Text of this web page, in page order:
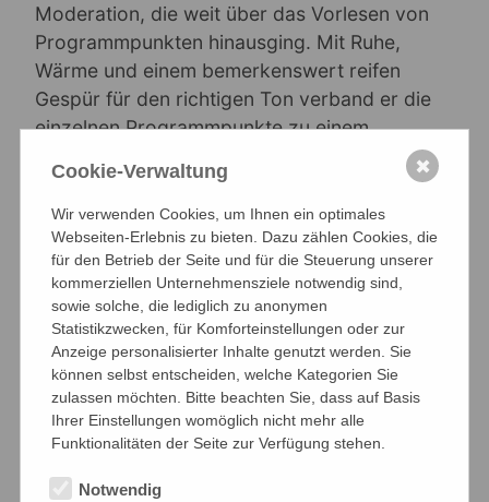
Moderation, die weit über das Vorlesen von
Programmpunkten hinausging. Mit Ruhe,
Wärme und einem bemerkenswert reifen
Gespür für den richtigen Ton verband er die
einzelnen Programmpunkte zu einem
es Städte gibt, die man nie gesehen hat – und
die trotzdem vertraut wirken. Städte voller
Lichter, voller Möglichkeiten und voller
Geschichten, die darauf warten, erzählt zu
werden. Jeder Musikerin und jedem Musiker,
so Weber, ist das vielleicht bekannt: Man
beginnt mit einem ersten Ton – oft vorsichtig,
manchmal unsicher. Und irgendwann wird
Cookie-Verwaltung
Wir verwenden Cookies, um Ihnen ein optimales
Webseiten-Erlebnis zu bieten. Dazu zählen Cookies, die
für den Betrieb der Seite und für die Steuerung unserer
kommerziellen Unternehmensziele notwendig sind,
sowie solche, die lediglich zu anonymen
Statistikzwecken, für Komforteinstellungen oder zur
Anzeige personalisierter Inhalte genutzt werden. Sie
können selbst entscheiden, welche Kategorien Sie
zulassen möchten. Bitte beachten Sie, dass auf Basis
Ihrer Einstellungen womöglich nicht mehr alle
Funktionalitäten der Seite zur Verfügung stehen.
Notwendig
✖